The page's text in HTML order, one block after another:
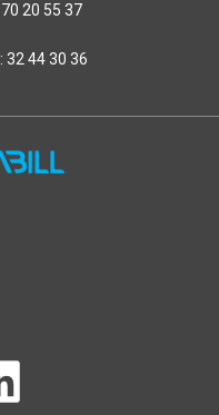
70 20 55 37
32 44 30 36